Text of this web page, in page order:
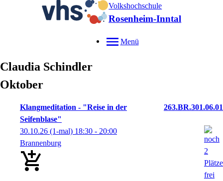
Volkshochschule
Rosenheim-Inntal
Menü
Claudia Schindler
Oktober
Klangmeditation - "Reise in der
Seifenblase"
263.BR.301.06.01
30.10.26 (1-mal) 18:30 - 20:00
Brannenburg